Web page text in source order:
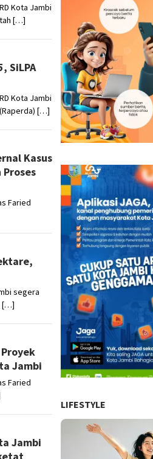
Kota Jambi
[…]
SiLPA
Kota Jambi
[…]
Kasus
Faried
segera
[…]
Jambi
Faried
Jambi
LIFESTYLE